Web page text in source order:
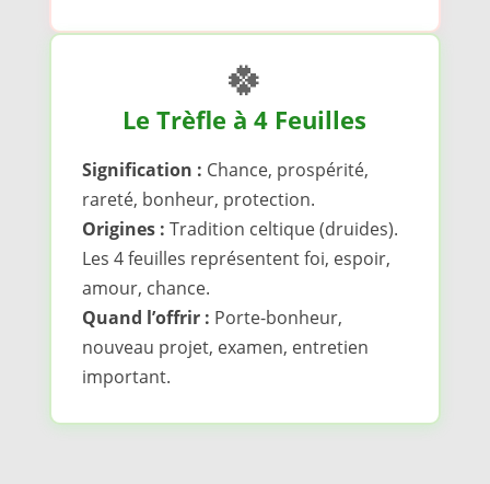
🍀
Le Trèfle à 4 Feuilles
Signification : Chance, prospérité,
rareté, bonheur, protection.
Origines : Tradition celtique (druides).
Les 4 feuilles représentent foi, espoir,
amour, chance.
Quand l’offrir : Porte-bonheur,
nouveau projet, examen, entretien
important.